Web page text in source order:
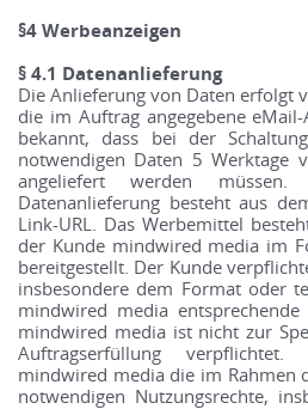
§4 Werbeanzeigen
§ 4.1 Datenanlieferung
Die Anlieferung von Daten erfolgt
die im Auftrag angegebene
bekannt, dass bei der
notwendigen Daten 5 Werktage
angeliefert werden müssen.
Datenanlieferung besteht aus
Link-URL. Das Werbemittel
der Kunde mindwired media im
bereitgestellt. Der Kunde
insbesondere dem Format oder
mindwired media
mindwired media ist nicht zur
Auftragserfüllung
mindwired media die im Rahmen
notwendigen Nutzungsrechte,